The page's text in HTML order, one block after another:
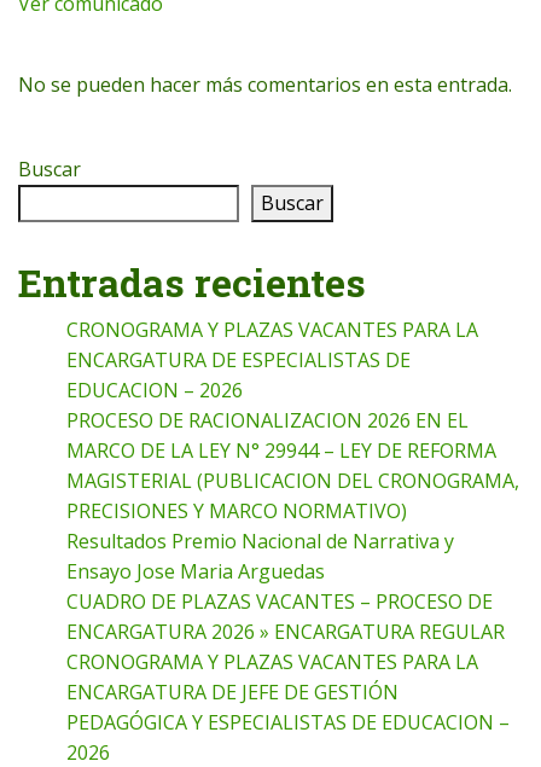
No se pueden hacer más comentarios en esta entrada.
Buscar
Buscar
Entradas recientes
CRONOGRAMA Y PLAZAS VACANTES PARA LA
ENCARGATURA DE ESPECIALISTAS DE
EDUCACION – 2026
PROCESO DE RACIONALIZACION 2026 EN EL
MARCO DE LA LEY N° 29944 – LEY DE REFORMA
MAGISTERIAL (PUBLICACION DEL CRONOGRAMA,
PRECISIONES Y MARCO NORMATIVO)
Resultados Premio Nacional de Narrativa y
Ensayo Jose Maria Arguedas
CUADRO DE PLAZAS VACANTES – PROCESO DE
ENCARGATURA 2026 » ENCARGATURA REGULAR
CRONOGRAMA Y PLAZAS VACANTES PARA LA
ENCARGATURA DE JEFE DE GESTIÓN
PEDAGÓGICA Y ESPECIALISTAS DE EDUCACION –
2026